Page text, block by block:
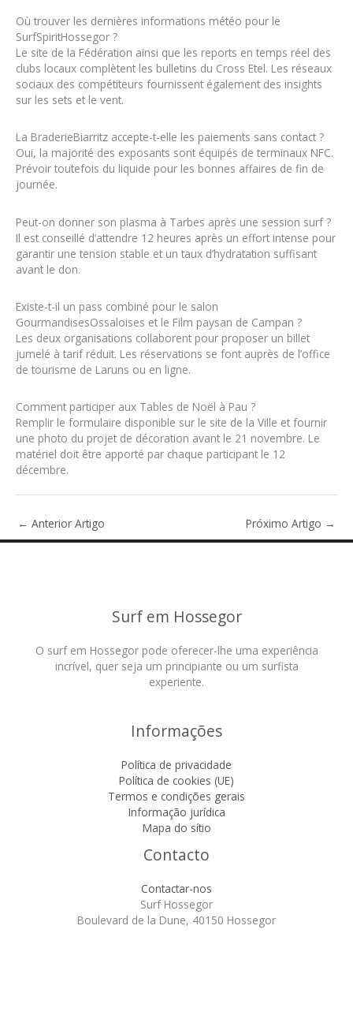
Où trouver les dernières informations météo pour le
SurfSpiritHossegor ?
Le site de la Fédération ainsi que les reports en temps réel des
clubs locaux complètent les bulletins du Cross Etel. Les réseaux
sociaux des compétiteurs fournissent également des insights
sur les sets et le vent.
La BraderieBiarritz accepte-t-elle les paiements sans contact ?
Oui, la majorité des exposants sont équipés de terminaux NFC.
Prévoir toutefois du liquide pour les bonnes affaires de fin de
journée.
Peut-on donner son plasma à Tarbes après une session surf ?
Il est conseillé d’attendre 12 heures après un effort intense pour
garantir une tension stable et un taux d’hydratation suffisant
avant le don.
Existe-t-il un pass combiné pour le salon
GourmandisesOssaloises et le Film paysan de Campan ?
Les deux organisations collaborent pour proposer un billet
jumelé à tarif réduit. Les réservations se font auprès de l’office
de tourisme de Laruns ou en ligne.
Comment participer aux Tables de Noël à Pau ?
Remplir le formulaire disponible sur le site de la Ville et fournir
une photo du projet de décoration avant le 21 novembre. Le
matériel doit être apporté par chaque participant le 12
décembre.
← Anterior Artigo Próximo Artigo →
Surf em Hossegor
O surf em Hossegor pode oferecer-lhe uma experiência
incrível, quer seja um principiante ou um surfista
experiente.
Informações
Política de privacidade
Política de cookies (UE)
Termos e condições gerais
Informação jurídica
Mapa do sítio
Contacto
Contactar-nos
Surf Hossegor
Boulevard de la Dune, 40150 Hossegor